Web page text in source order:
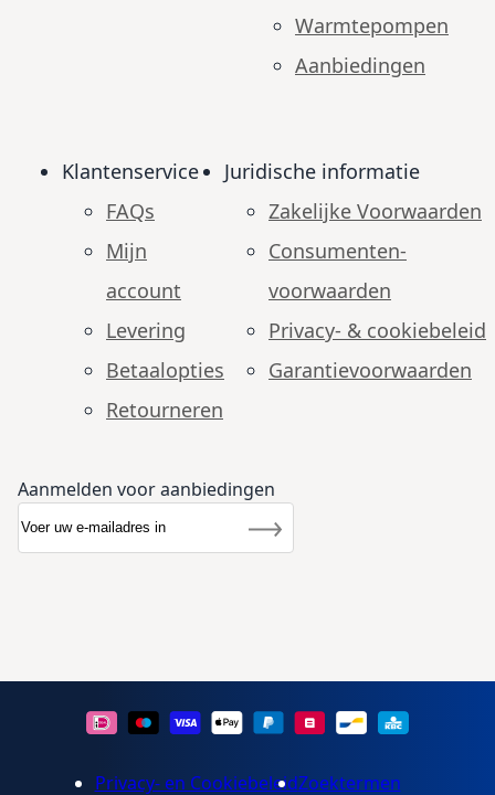
Warmtepompen
Aanbiedingen
Klantenservice
FAQs
Mijn
account
Levering
Betaalopties
Retourneren
Juridische informatie
Zakelijke Voorwaarden
Consumenten­
voorwaarden
Privacy- & cookiebeleid
Garantie­voorwaarden
Aanmelden voor aanbiedingen
Nieuwsbrief
Inschrijven
Privacy- en CookiebeleidZoektermen